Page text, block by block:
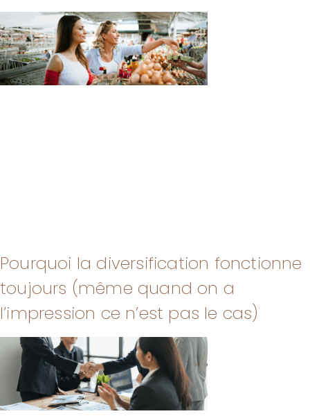
Pourquoi la diversification fonctionne
toujours (même quand on a
l’impression ce n’est pas le cas)